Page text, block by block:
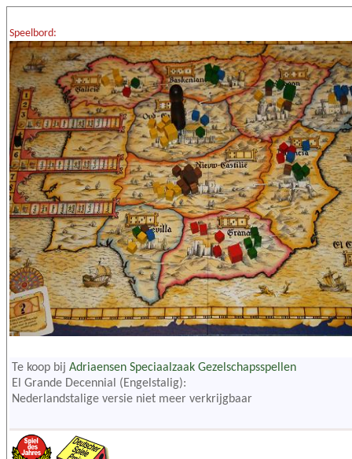
Speelbord:
Te koop bij Adriaensen Speciaalzaak Gezelschapsspellen
El Grande Decennial (Engelstalig):
Nederlandstalige versie niet meer verkrijgbaar